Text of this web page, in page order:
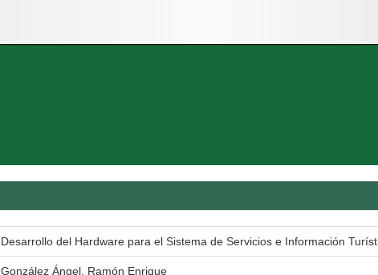
Desarrollo del Hardware para el Sistema de Servicios e Información
González Ángel, Ramón Enrique